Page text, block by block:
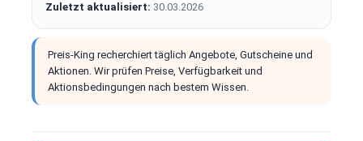
Zuletzt aktualisiert: 30.03.2026
Preis-King recherchiert täglich Angebote, Gutscheine und
Aktionen. Wir prüfen Preise, Verfügbarkeit und
Aktionsbedingungen nach bestem Wissen.